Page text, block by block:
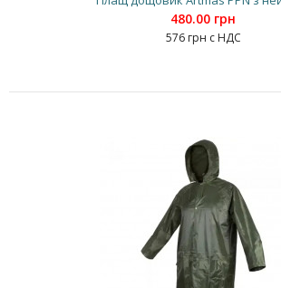
480.00 грн
576 грн с НДС